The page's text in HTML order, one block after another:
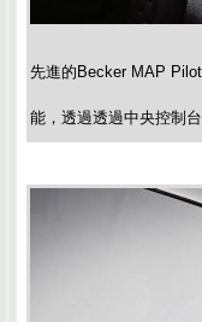
先進的Becker MAP
能，透過透過中央控制